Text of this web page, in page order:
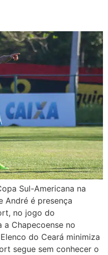
Sul-Americana na
André é presença
no jogo do
a Chapecoense no
do Ceará minimiza
segue sem conhecer o